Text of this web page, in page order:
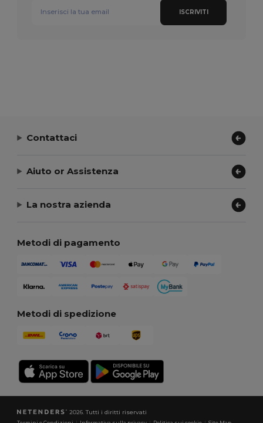
ISCRIVITI
Contattaci
Aiuto or Assistenza
La nostra azienda
Metodi di pagamento
Metodi di spedizione
2026. Tutti i diritti riservati